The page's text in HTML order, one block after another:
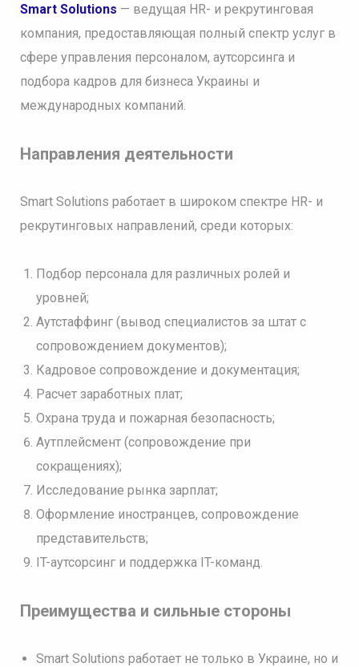
Smart Solutions — ведущая HR- и рекрутинговая
компания, предоставляющая полный спектр услуг в
сфере управления персоналом, аутсорсинга и
подбора кадров для бизнеса Украины и
международных компаний.
Направления деятельности
Smart Solutions работает в широком спектре HR- и
рекрутинговых направлений, среди которых:
Подбор персонала для различных ролей и
уровней;
Аутстаффинг (вывод специалистов за штат с
сопровождением документов);
Кадровое сопровождение и документация;
Расчет заработных плат;
Охрана труда и пожарная безопасность;
Аутплейсмент (сопровождение при
сокращениях);
Исследование рынка зарплат;
Оформление иностранцев, сопровождение
представительств;
IT-аутсорсинг и поддержка IT-команд.
Преимущества и сильные стороны
Smart Solutions работает не только в Украине, но и